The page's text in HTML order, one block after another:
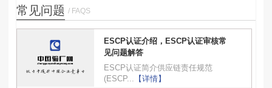
常见问题 / FAQS
ESCP认证介绍，ESCP认证审核常
见问题解答
ESCP认证简介供应链责任规范
(ESCP... 【详情】